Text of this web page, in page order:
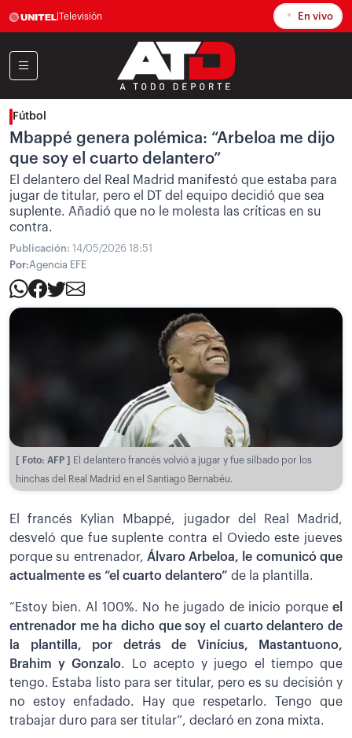
Televisión En vivo
Fútbol
Mbappé genera polémica: “Arbeloa me dijo
que soy el cuarto delantero”
El delantero del Real Madrid manifestó que estaba para
jugar de titular, pero el DT del equipo decidió que sea
suplente. Añadió que no le molesta las críticas en su
contra.
Publicación: 14/05/2026 18:51
Por:Agencia EFE
[ Foto: AFP ]
El delantero francés volvió a jugar y fue silbado por los
hinchas del Real Madrid en el Santiago Bernabéu.
El francés Kylian Mbappé, jugador del Real Madrid,
desveló que fue suplente contra el Oviedo este jueves
porque su entrenador, Álvaro Arbeloa, le comunicó que
actualmente es “el cuarto delantero” de la plantilla.
“Estoy bien. Al 100%. No he jugado de inicio porque el
entrenador me ha dicho que soy el cuarto delantero de
la plantilla, por detrás de Vinícius, Mastantuono,
Brahim y Gonzalo. Lo acepto y juego el tiempo que
tengo. Estaba listo para ser titular, pero es su decisión y
no estoy enfadado. Hay que respetarlo. Tengo que
trabajar duro para ser titular”, declaró en zona mixta.